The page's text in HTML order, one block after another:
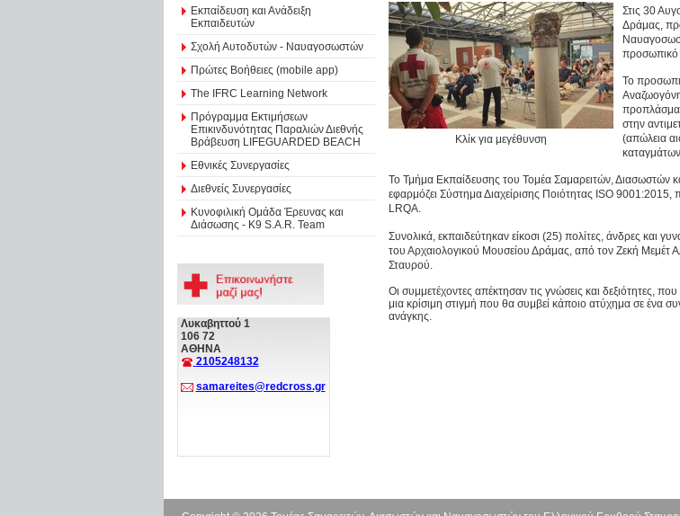
Εκπαίδευση και Ανάδειξη
Εκπαιδευτών
Σχολή Αυτοδυτών - Ναυαγοσωστών
Πρώτες Βοήθειες (mobile app)
The IFRC Learning Network
Πρόγραμμα Εκτιμήσεων
Επικινδυνότητας Παραλιών Διεθνής
Βράβευση LIFEGUARDED BEACH
Εθνικές Συνεργασίες
Διεθνείς Συνεργασίες
Κυνοφιλική Ομάδα Έρευνας και
Διάσωσης - Κ9 S.A.R. Team
Λυκαβηττού 1
106 72
ΑΘΗΝΑ
2105248132
samareites@redcross.gr
Κλίκ για μεγέθυνση
Στις 30
Δράμας,
προσωπικό
Το
στην
(απώλεια
Το Τμήμα Εκπαίδευσης του Τομέα Σαμαρειτών,
εφαρμόζει Σύστημα Διαχείρισης Ποιότητας ISO
LRQA.
Συνολικά, εκπαιδεύτηκαν είκοσι (25) πολίτες, άνδρες και
του Αρχαιολογικού Μουσείου Δράμας, από τον Ζεκή Μεμέτ
Σταυρού.
Οι συμμετέχοντες απέκτησαν τις γνώσεις και δεξιότητες,
μια κρίσιμη στιγμή που θα συμβεί κάποιο ατύχημα σε ένα
ανάγκης.